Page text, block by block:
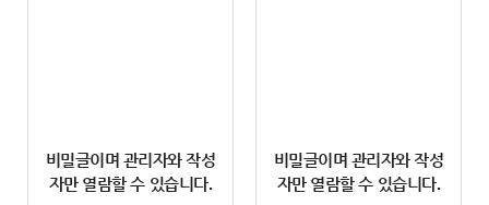
비밀글이며 관리자와 작성
자만 열람할 수 있습니다.
비밀글이며 관리자와 작성
자만 열람할 수 있습니다.